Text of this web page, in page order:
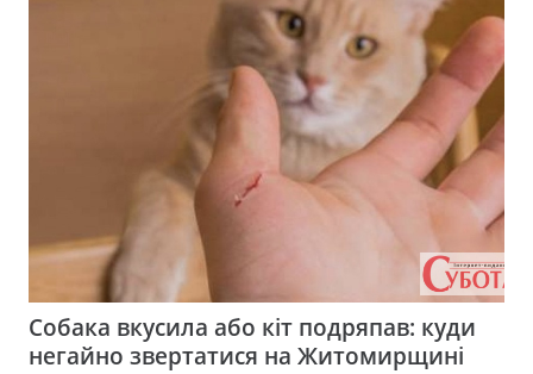
Собака вкусила або кіт подряпав: куди
негайно звертатися на Житомирщині